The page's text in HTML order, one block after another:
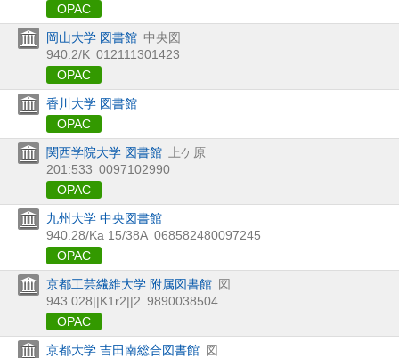
OPAC
岡山大学 図書館 中央図
940.2/K 012111301423
OPAC
香川大学 図書館
OPAC
関西学院大学 図書館
上ケ原
201:533 0097102990
OPAC
九州大学 中央図書館
940.28/Ka 15/38A 068582480097245
OPAC
京都工芸繊維大学 附属図書館 図
943.028||K1r2||2 9890038504
OPAC
京都大学 吉田南総合図書館 図